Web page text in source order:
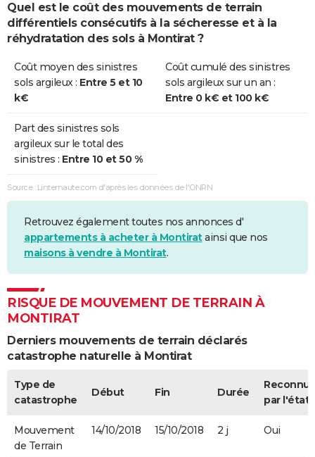
Quel est le coût des mouvements de terrain
différentiels consécutifs à la sécheresse et à la
réhydratation des sols à Montirat ?
Coût moyen des sinistres
sols argileux : Entre 5 et 10
k€
Coût cumulé des sinistres
sols argileux sur un an :
Entre 0 k€ et 100 k€
Part des sinistres sols
argileux sur le total des
sinistres : Entre 10 et 50 %
Source : Linternaute.com d'après les données de l'ONRN
Retrouvez également toutes nos annonces d'
appartements à acheter à Montiratainsi que nos
maisons à vendre à Montirat.
RISQUE DE MOUVEMENT DE TERRAIN À
MONTIRAT
Derniers mouvements de terrain déclarés
catastrophe naturelle à Montirat
Type de
catastrophe
Début Fin Durée
par l'état
Mouvement
de Terrain
14/10/2018 15/10/2018 2 j Oui